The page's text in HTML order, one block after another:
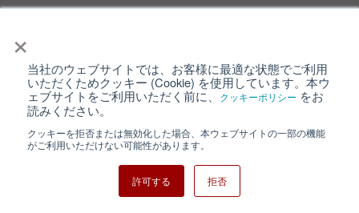
×
当社のウェブサイトでは、お客様に最適な状態でご利用
いただくためクッキー (Cookie) を使用しています。本ウ
ェブサイトをご利用いただく前に、
クッキーポリシー をお
読みください。
クッキーを拒否または無効化した場合、本ウェブサイトの一部の機能
がご利用いただけない可能性があります。
許可する 拒否
お問い合わせ
クイックリンク
品質マネジメントシステム
環境マネジメントシステム